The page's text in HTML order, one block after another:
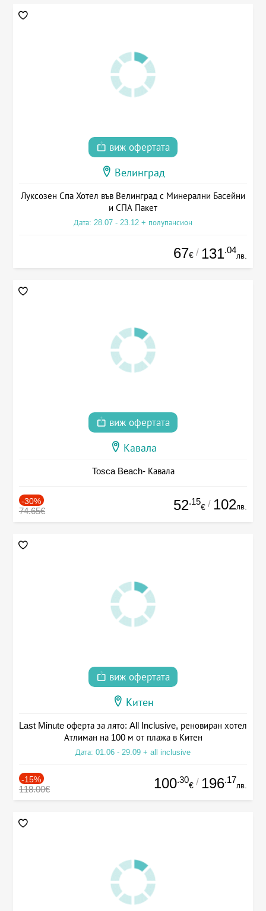
виж офертата
Велинград
Луксозен Спа Хотел във Велинград с Минерални Басейни
и СПА Пакет
Дата: 28.07 - 23.12 + полупансион
67€ / 131.04
лв.
виж офертата
Кавала
Tosca Beach- Кавала
-30%
74.65€ 52.15
€ / 102лв.
виж офертата
Китен
Last Minute оферта за лято: All Inclusive, реновиран хотел
Атлиман на 100 м от плажа в Китен
Дата: 01.06 - 29.09 + all inclusive
-15%
118.00€ 100.30
€ / 196.17
лв.